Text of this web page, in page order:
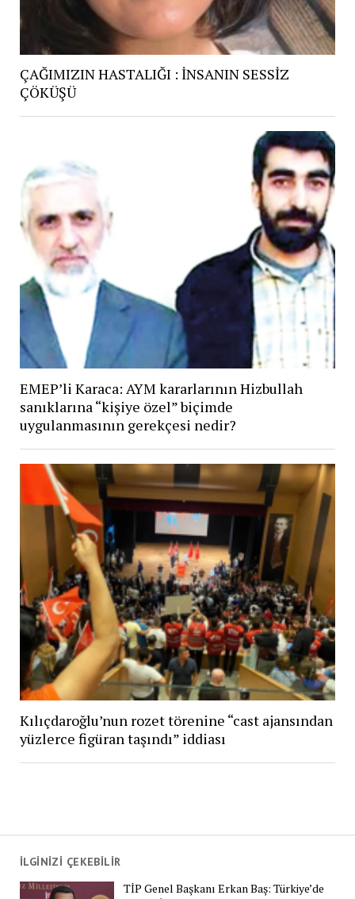
İLGİNİZİ ÇEKEBİLİR
TİP Genel Başkanı Erkan Baş: Türkiye’de
ÇAĞIMIZIN HASTALIĞI : İNSANIN SESSİZ
ÇÖKÜŞÜ
EMEP’li Karaca: AYM kararlarının Hizbullah
sanıklarına “kişiye özel” biçimde
uygulanmasının gerekçesi nedir?
Kılıçdaroğlu’nun rozet törenine “cast ajansından
yüzlerce figüran taşındı” iddiası